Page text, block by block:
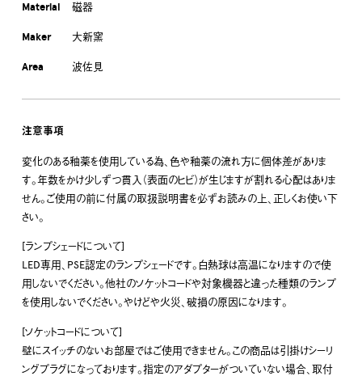
Material 磁器
Maker 大新窯
Area 波佐見
注意事項
変化のある釉薬を使用している為、色や釉薬の流れ方に個体差がありま
す。年数をかけ少しずつ貫入（表面のヒビ）が生じますが割れる心配はありま
せん。ご使用の前に付属の取扱説明書を必ずお読みの上、正しくお使い下
さい。
[ランプシェードについて]
LED専用、PSE認定のランプシェードです。白熱球は高温になりますので使
用しないでください。他社のソケットコードや対象機器と違った種類のランプ
を使用しないでください。やけどや火災、破損の原因になります。
[ソケットコードについて]
壁にスイッチのないお部屋ではご使用できません。この商品は引掛けシーリ
ングプラグになっております。指定のアダプターがついていない場合、取付